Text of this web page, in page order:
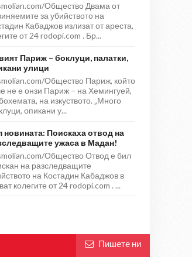
Общество Двама от
за убийството на
Кабаджов излизат от ареста,
от 24 rodopi.com . Бр...
Париж – боклуци, палатки,
улици
Общество Париж, който
не е онзи Париж – на Хемингуей,
на изкуството. „Много
опикани у...
новината: Поискаха отвод на
ужаса в Мадан!
Общество Отвод е бил
на разследващите
на Костадин Кабаджов в
колегите от 24 rodopi.com . ...
Пишете ни